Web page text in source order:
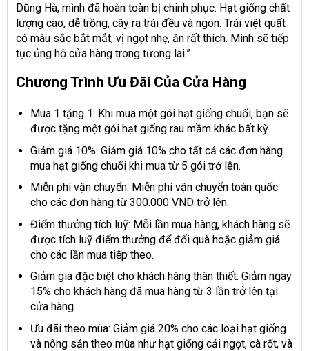
Dũng Hà, mình đã hoàn toàn bị chinh phục. Hạt giống chất
lượng cao, dễ trồng, cây ra trái đều và ngon. Trái việt quất
có màu sắc bắt mắt, vị ngọt nhẹ, ăn rất thích. Mình sẽ tiếp
tục ủng hộ cửa hàng trong tương lai.”
Chương Trình Ưu Đãi Của Cửa Hàng
Mua 1 tặng 1: Khi mua một gói hạt giống chuối, bạn sẽ
được tặng một gói hạt giống rau mầm khác bất kỳ.
Giảm giá 10%: Giảm giá 10% cho tất cả các đơn hàng
mua hạt giống chuối khi mua từ 5 gói trở lên.
Miễn phí vận chuyển: Miễn phí vận chuyển toàn quốc
cho các đơn hàng từ 300.000 VND trở lên.
Điểm thưởng tích luỹ: Mỗi lần mua hàng, khách hàng sẽ
được tích luỹ điểm thưởng để đổi quà hoặc giảm giá
cho các lần mua tiếp theo.
Giảm giá đặc biệt cho khách hàng thân thiết: Giảm ngay
15% cho khách hàng đã mua hàng từ 3 lần trở lên tại
cửa hàng.
Ưu đãi theo mùa: Giảm giá 20% cho các loại hạt giống
và nông sản theo mùa như hạt giống cải ngọt, cà rốt, và